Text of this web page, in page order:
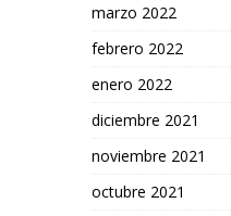
marzo 2022
febrero 2022
enero 2022
diciembre 2021
noviembre 2021
octubre 2021